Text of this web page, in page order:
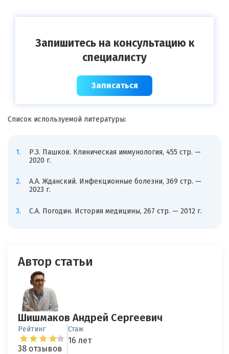
Запишитесь на консультацию к
специалисту
Записаться
Список используемой литературы:
Р.З. Пашков. Клиническая иммунология, 455 стр. —
2020 г.
А.А. Жданский. Инфекционные болезни, 369 стр. —
2023 г.
С.А. Погодин. История медицины, 267 стр. — 2012 г.
Автор статьи
Шишмаков Андрей Сергеевич
Рейтинг
38 отзывов
Стаж
16 лет